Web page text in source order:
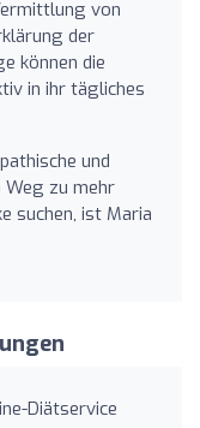
von
der
können die
in ihr tägliches
und
zu mehr
suchen, ist Maria
Diätservice